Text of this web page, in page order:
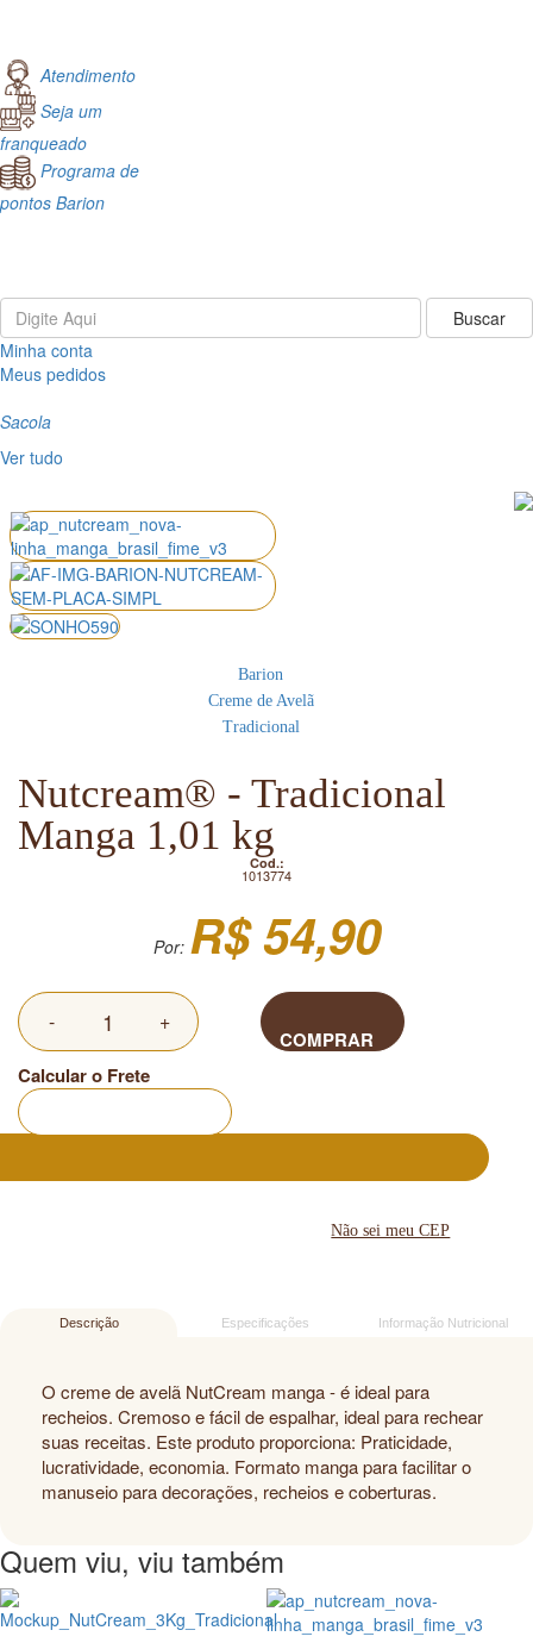
Atendimento
Seja um
franqueado
Programa de
pontos Barion
Minha conta
Meus pedidos
Sacola
Ver tudo
Barion
Creme de Avelã
Tradicional
Nutcream® - Tradicional
Manga 1,01 kg
Cod.:
1013774
Por: R$ 54,90
- +
COMPRAR
Calcular o Frete
Não sei meu CEP
Descrição Especificações Informação Nutricional
O creme de avelã NutCream manga - é ideal para
recheios. Cremoso e fácil de espalhar, ideal para rechear
suas receitas. Este produto proporciona: Praticidade,
lucratividade, economia. Formato manga para facilitar o
manuseio para decorações, recheios e coberturas.
Quem viu, viu também